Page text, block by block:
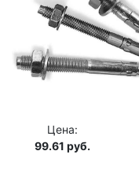
Цена:
99.61 руб.